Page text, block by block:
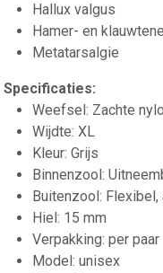
Hallux valgus
Hamer- en
Metatarsalgie
Specificaties:
Weefsel: Zachte
Wijdte: XL
Kleur: Grijs
Binnenzool:
Buitenzool: Flexibel,
Hiel: 15 mm
Verpakking: per paar
Model: unisex